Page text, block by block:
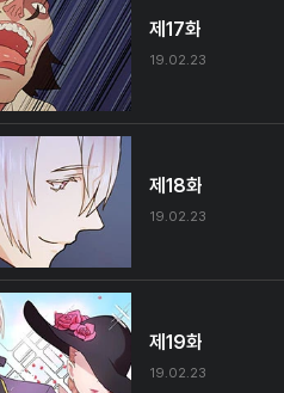
제17화
19.02.23
제18화
19.02.23
제19화
19.02.23